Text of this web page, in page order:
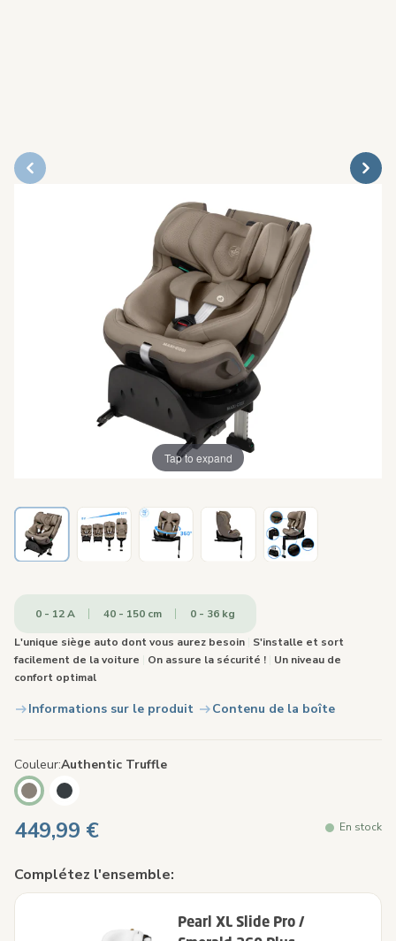
Tap to expand
0 - 12 A 40 - 150 cm
0 - 36 kg
L'unique siège auto dont vous aurez besoin
S'installe et sort
facilement de la voiture
On assure la sécurité !
Un niveau de
confort optimal
Informations sur le produit Contenu de la boîte
CouleurAuthentic Truffle
449,99 € En stock
Complétez l'ensemble:
Pearl XL Slide Pro /